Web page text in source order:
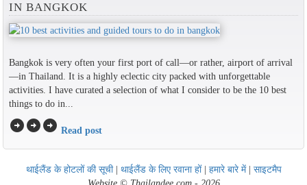
IN BANGKOK
Bangkok is very often your first port of call—or rather, airport of arrival
—in Thailand. It is a highly eclectic city packed with unforgettable
activities. I have curated a selection of what I consider to be the 10 best
things to do in...
arrow_circle_rightarrow_circle_rightarrow_circle_right Read post
थाईलैंड के होटलों की सूची| थाईलैंड के लिए रवाना हों| हमारे बारे में| साइटमैप